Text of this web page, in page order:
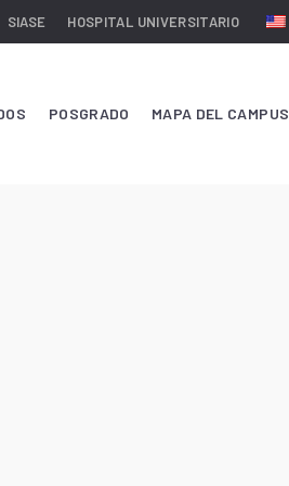
SIASE HOSPITAL UNIVERSITARIO
POSGRADO MAPA DEL CAMPUS